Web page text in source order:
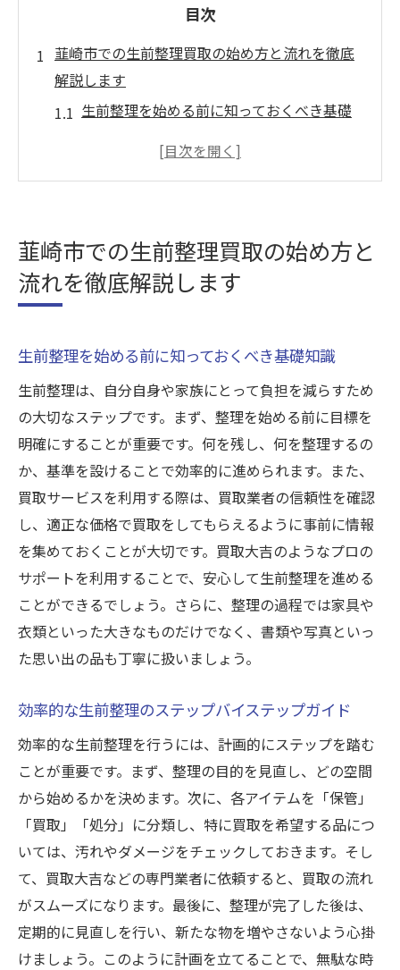
目次
韮崎市での生前整理買取の始め方と流れを徹底
解説します
生前整理を始める前に知っておくべき基礎
効率的な生前整理のステップバイステップ
買取業者の選び方と信頼できるパートナー
の見極め方
出を守る
遺品整理の心理的負担を軽減する方法
プロフェッショナルによる遺品整理のメリ
ット
思い出の品を適切に整理するためのポイン
ト
遺品整理における感情的な課題とその対処
法
遺族の意向を尊重した整理の進め方
買取大吉が提供する信頼の遺品整理サービ
買取大吉の出張サービスで効率的に生前整理を
進めよう
出張サービスの利用で時間と労力を節約
自宅での査定の流れとその利便性
大量の品物を効率的に整理するコツ
ブランド品や専門品の買取で押さえておく
べきポイント
地域に密着した安心の出張サービスを利用
する
韮崎市での生前整理買取の始め方と
流れを徹底解説します
生前整理を始める前に知っておくべき基礎知識
生前整理は、自分自身や家族にとって負担を減らすため
の大切なステップです。まず、整理を始める前に目標を
明確にすることが重要です。何を残し、何を整理するの
か、基準を設けることで効率的に進められます。また、
買取サービスを利用する際は、買取業者の信頼性を確認
し、適正な価格で買取をしてもらえるように事前に情報
を集めておくことが大切です。買取大吉のようなプロの
サポートを利用することで、安心して生前整理を進める
ことができるでしょう。さらに、整理の過程では家具や
衣類といった大きなものだけでなく、書類や写真といっ
た思い出の品も丁寧に扱いましょう。
効率的な生前整理のステップバイステップガイド
効率的な生前整理を行うには、計画的にステップを踏む
ことが重要です。まず、整理の目的を見直し、どの空間
から始めるかを決めます。次に、各アイテムを「保管」
「買取」「処分」に分類し、特に買取を希望する品につ
いては、汚れやダメージをチェックしておきます。そし
て、買取大吉などの専門業者に依頼すると、買取の流れ
がスムーズになります。最後に、整理が完了した後は、
定期的に見直しを行い、新たな物を増やさないよう心掛
けましょう。このように計画を立てることで、無駄な時